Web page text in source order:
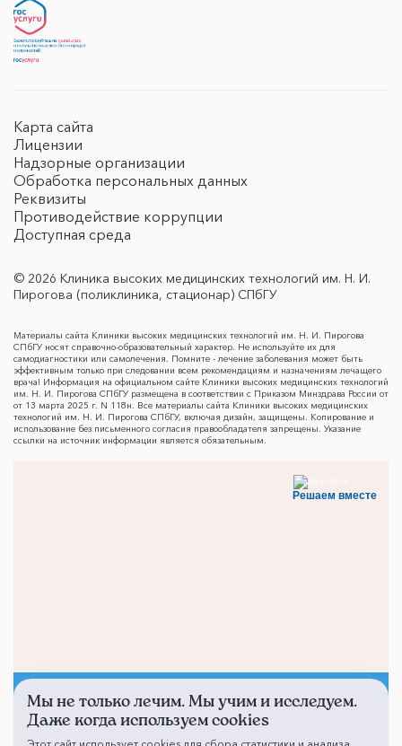
Карта сайта
Лицензии
Надзорные организации
Обработка персональных данных
Реквизиты
Противодействие коррупции
Доступная среда
© 2026 Клиника высоких медицинских технологий им. Н. И.
Пирогова (поликлиника, стационар) СПбГУ
Материалы сайта Клиники высоких медицинских технологий им. Н. И. Пирогова
СПбГУ носят справочно-образовательный характер. Не используйте их для
самодиагностики или самолечения. Помните - лечение заболевания может быть
эффективным только при следовании всем рекомендациям и назначениям лечащего
врача! Информация на официальном сайте Клиники высоких медицинских технологий
им. Н. И. Пирогова СПбГУ размещена в соответствии с Приказом Минздрава России от
от 13 марта 2025 г. N 118н. Все материалы сайта Клиники высоких медицинских
технологий им. Н. И. Пирогова СПбГУ, включая дизайн, защищены. Копирование и
использование без письменного согласия правообладателя запрещены. Указание
ссылки на источник информации является обязательным.
Решаем вместе
Не смогли записаться к
врачу?
Мы не только лечим. Мы учим и исследуем.
Даже когда используем cookies